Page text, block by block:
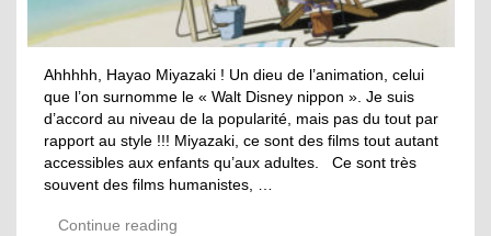
Ahhhhh, Hayao Miyazaki ! Un dieu de l’animation, celui
que l’on surnomme le « Walt Disney nippon ». Je suis
d’accord au niveau de la popularité, mais pas du tout par
rapport au style !!! Miyazaki, ce sont des films tout autant
accessibles aux enfants qu’aux adultes. Ce sont très
souvent des films humanistes, …
Continue reading